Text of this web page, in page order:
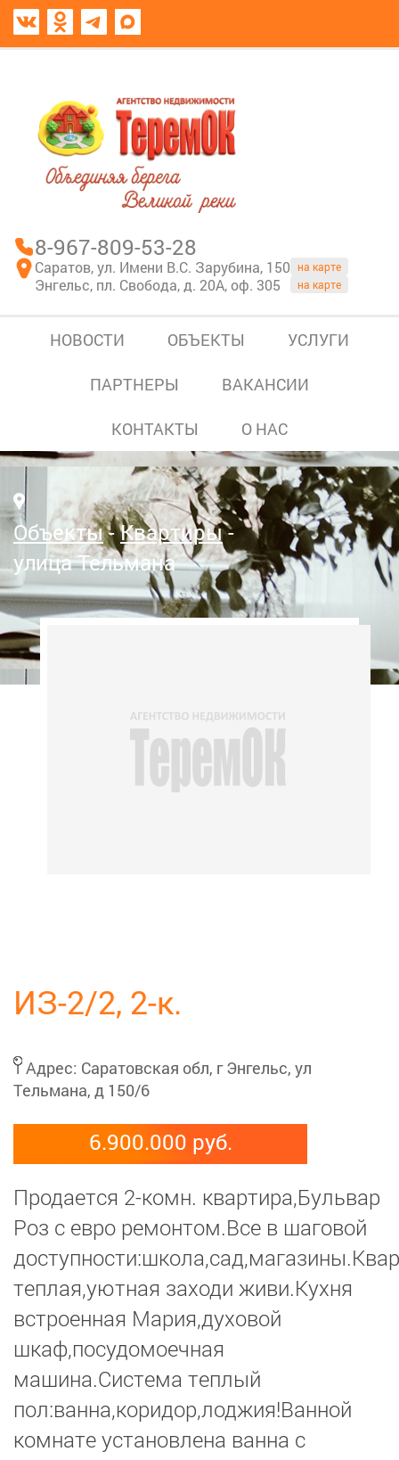
8-967-809-53-28
Саратов, ул. Имени В.С. Зарубина, 150 на карте
Энгельс, пл. Свобода, д. 20А, оф. 305 на карте
НОВОСТИ ОБЪЕКТЫ УСЛУГИ
ПАРТНЕРЫ ВАКАНСИИ
КОНТАКТЫ О НАС
Объекты Квартиры
улица Тельмана
ИЗ-2/2, 2-к.
Адрес: Саратовская обл, г Энгельс, ул
Тельмана, д 150/6
6.900.000 руб.
Продается 2-комн. квартира,Бульвар
Роз с евро ремонтом.Все в шаговой
теплая,уютная заходи живи.Кухня
встроенная Мария,духовой
шкаф,посудомоечная
машина.Система теплый
пол:ванна,коридор,лоджия!Ванной
комнате установлена ванна с